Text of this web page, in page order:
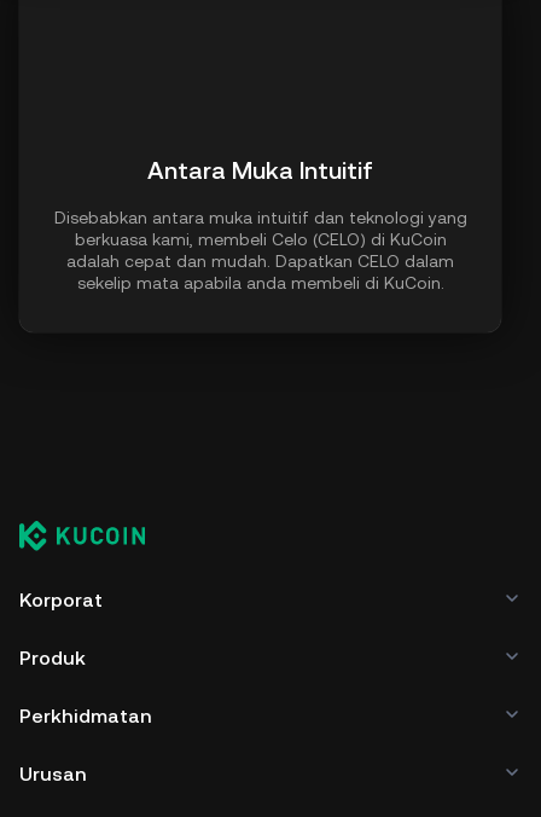
Antara Muka Intuitif
Disebabkan antara muka intuitif dan teknologi yang
berkuasa kami, membeli Celo (CELO) di KuCoin
adalah cepat dan mudah. Dapatkan CELO dalam
sekelip mata apabila anda membeli di KuCoin.
Korporat
Produk
Perkhidmatan
Urusan